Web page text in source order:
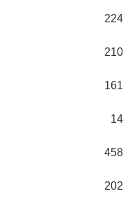
224
210
161
14
458
202